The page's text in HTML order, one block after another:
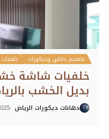
تصميم داخلي وديكورات
خلفيات شاشة
بديل الخشب
دهانات ديكورات الرياض